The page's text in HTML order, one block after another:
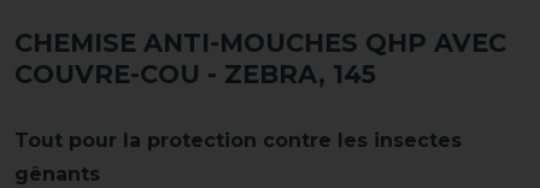
CHEMISE ANTI-MOUCHES QHP AVEC
COUVRE-COU - ZEBRA, 145
Tout pour la protection contre les insectes
gênants